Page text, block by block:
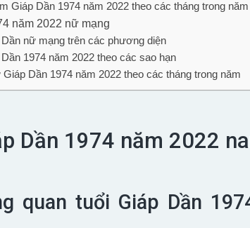
Giáp Dần 1974 năm 2022 theo các tháng trong năm
năm 2022 nữ mạng
nữ mạng trên các phương diện
1974 năm 2022 theo các sao hạn
Dần 1974 năm 2022 theo các tháng trong năm
Dần 1974 năm 2022
quan tuổi Giáp Dần